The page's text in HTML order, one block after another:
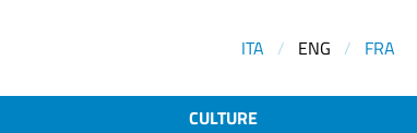
ITA / ENG / FRA
CULTURE